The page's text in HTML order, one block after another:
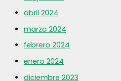
abril 2024
marzo 2024
febrero 2024
enero 2024
diciembre 2023